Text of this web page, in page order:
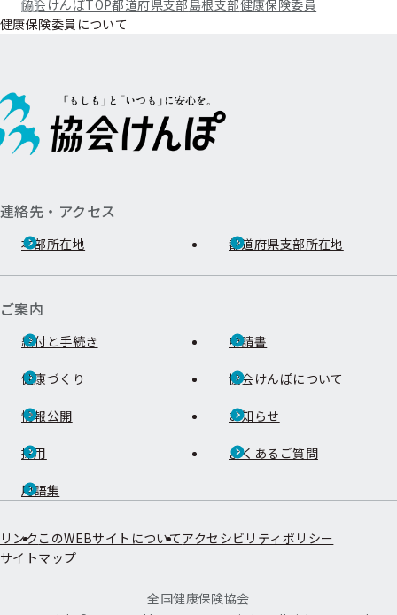
協会けんぽTOP都道府県支部島根支部健康保険委員
健康保険委員について
連絡先・アクセス
本部所在地 都道府県支部所在地
ご案内
給付と手続き 申請書
健康づくり 協会けんぽについて
情報公開 お知らせ
採用 よくあるご質問
用語集
リンク このWEBサイトについてアクセシビリティポリシー
サイトマップ
全国健康保険協会